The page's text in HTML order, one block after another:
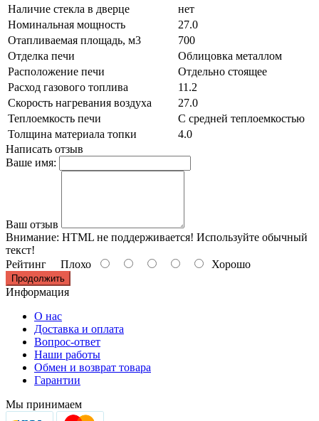
Наличие стекла в дверце
нет
Номинальная мощность
27.0
Отапливаемая площадь, м3
700
Отделка печи
Облицовка металлом
Расположение печи
Отдельно стоящее
Расход газового топлива
11.2
Скорость нагревания воздуха
27.0
Теплоемкость печи
С средней теплоемкостью
Толщина материала топки
4.0
Написать отзыв
Ваше имя:
Ваш отзыв
Внимание: HTML не поддерживается! Используйте обычный
текст!
Рейтинг Плохо Хорошо
Продолжить
Информация
О нас
Доставка и оплата
Вопрос-ответ
Наши работы
Обмен и возврат товара
Гарантии
Мы принимаем